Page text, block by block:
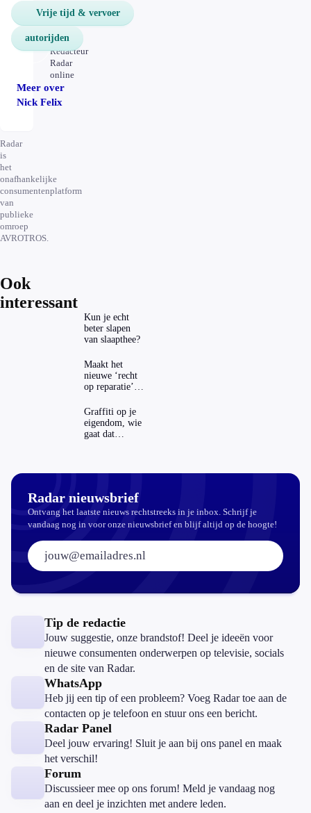
Nick
Felix
Redacteur
Radar
online
Meer over
Nick Felix
Radar
is
het
onafhankelijke
consumentenplatform
van
publieke
omroep
AVROTROS.
Vrije tijd & vervoer
autorijden
Ook
interessant
Kun je echt
beter slapen
van slaapthee?
Maakt het
nieuwe ‘recht
op reparatie’
echt
aantrekkelijker?
Graffiti op je
eigendom, wie
gaat dat
Radar nieuwsbrief
Ontvang het laatste nieuws rechtstreeks in je inbox. Schrijf je
vandaag nog in voor onze nieuwsbrief en blijf altijd op de hoogte!
E-mailadres:
Tip de redactie
Jouw suggestie, onze brandstof! Deel je ideeën voor
nieuwe consumenten onderwerpen op televisie, socials
en de site van Radar.
WhatsApp
Heb jij een tip of een probleem? Voeg Radar toe aan de
contacten op je telefoon en stuur ons een bericht.
Radar Panel
Deel jouw ervaring! Sluit je aan bij ons panel en maak
het verschil!
Forum
Discussieer mee op ons forum! Meld je vandaag nog
aan en deel je inzichten met andere leden.